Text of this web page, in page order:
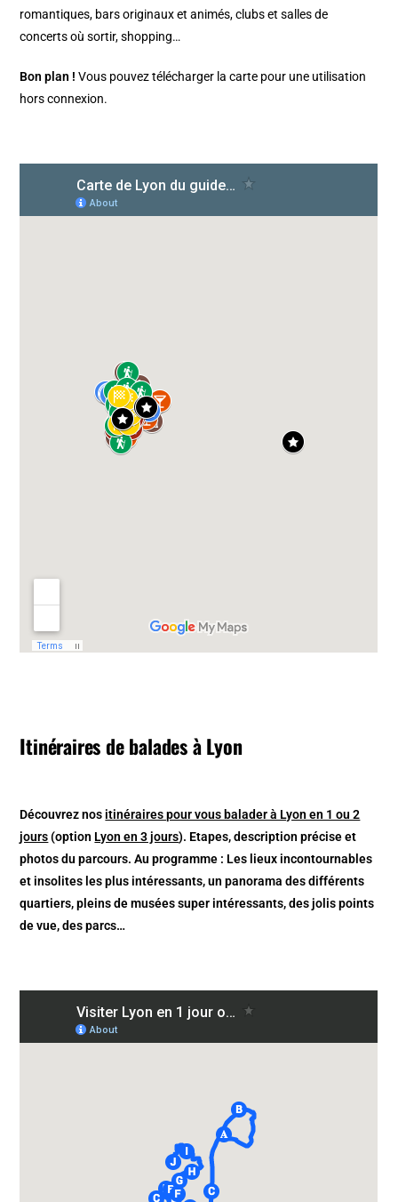
romantiques, bars originaux et animés, clubs et salles de
concerts où sortir, shopping…
Bon plan !Vous pouvez télécharger la carte pour une utilisation
hors connexion.
Itinéraires de balades à Lyon
Découvrez nos itinéraires pour vous balader à Lyon en 1 ou 2
jours(option Lyon en 3 jours). Etapes, description précise et
photos du parcours. Au programme : Les lieux incontournables
et insolites les plus intéressants, un panorama des différents
quartiers, pleins de musées super intéressants, des jolis points
de vue, des parcs…